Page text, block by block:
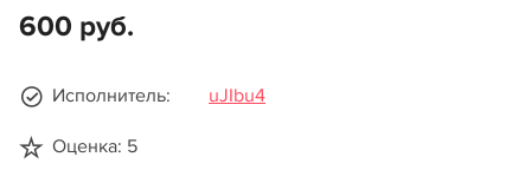
600 руб.
Исполнитель: uJIbu4
Оценка: 5